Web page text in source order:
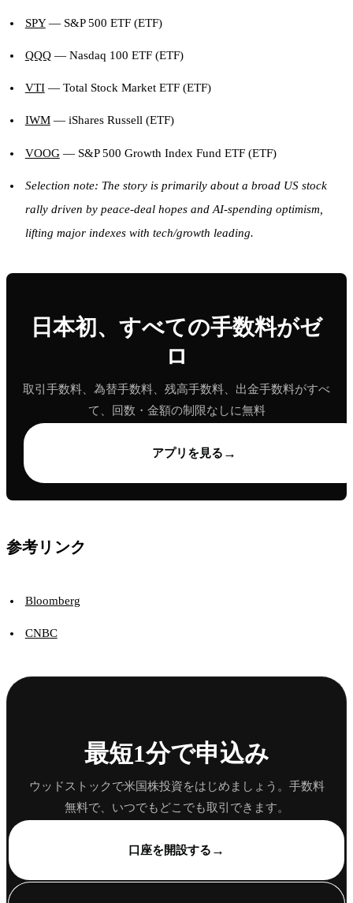
SPY— S&P 500 ETF (ETF)
QQQ— Nasdaq 100 ETF (ETF)
VTI— Total Stock Market ETF (ETF)
IWM— iShares Russell (ETF)
VOOG— S&P 500 Growth Index Fund ETF (ETF)
Selection note: The story is primarily about a broad US stock
rally driven by peace-deal hopes and AI-spending optimism,
lifting major indexes with tech/growth leading.
日本初、すべての手数料がゼ
ロ
取引手数料、為替手数料、残高手数料、出金手数料がすべ
て、回数・金額の制限なしに無料
アプリを見る →
参考リンク
Bloomberg
CNBC
最短1分で申込み
ウッドストックで米国株投資をはじめましょう。手数料
無料で、いつでもどこでも取引できます。
口座を開設する →